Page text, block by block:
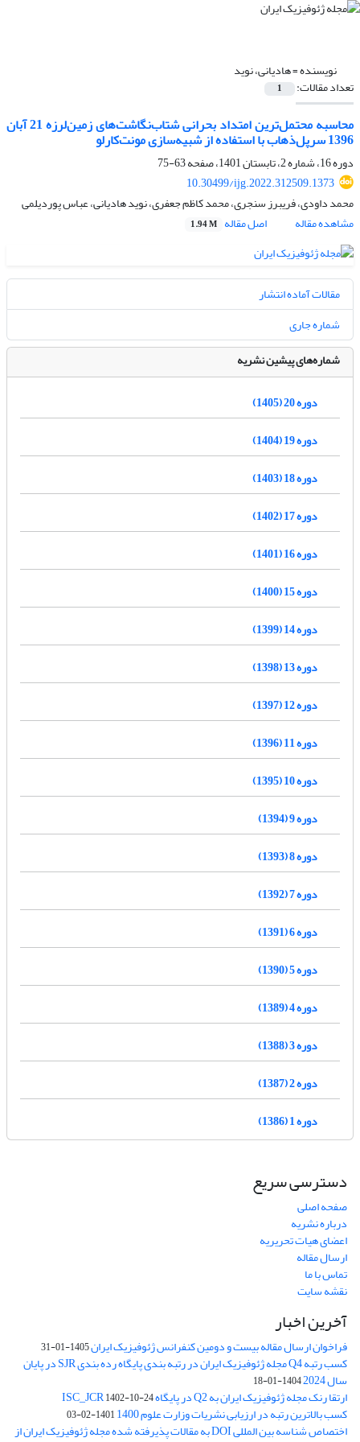
نویسنده =هادیانی، نوید
تعداد مقالات: 1
محاسبه محتمل‌‌ترین امتداد بحرانی شتاب‌نگاشت‌‌های زمین‌لرزه 21 آبان
1396 سرپل‌ذهاب با استفاده از شبیه‌سازی مونت‌کارلو
دوره 16، شماره 2، تابستان 1401، صفحه
63-75
10.30499/ijg.2022.312509.1373
محمد داودی، فریبرز سنجری، محمد کاظم جعفری، نوید هادیانی، عباس پوردیلمی
مشاهده مقاله
اصل مقاله 1.94 M
مقالات آماده انتشار
شماره جاری
شماره‌های پیشین نشریه
دوره 20 (1405)
دوره 19 (1404)
دوره 18 (1403)
دوره 17 (1402)
دوره 16 (1401)
دوره 15 (1400)
دوره 14 (1399)
دوره 13 (1398)
دوره 12 (1397)
دوره 11 (1396)
دوره 10 (1395)
دوره 9 (1394)
دوره 8 (1393)
دوره 7 (1392)
دوره 6 (1391)
دوره 5 (1390)
دوره 4 (1389)
دوره 3 (1388)
دوره 2 (1387)
دوره 1 (1386)
دسترسی سریع
صفحه اصلی
درباره نشریه
اعضای هیات تحریریه
ارسال مقاله
تماس با ما
نقشه سایت
آخرین اخبار
فراخوان ارسال مقاله بیست و دومین کنفرانس ژئوفیزیک ایران1405-01-31
کسب رتبه Q4 مجله ژئوفیزیک ایران در رتبه بندی پایگاه رده بندی SJR در پایان
سال 2024 1404-01-18
ارتقا رنک مجله ژئوفیزیک ایران به Q2 در پایگاه ISC_JCR 1402-10-24
کسب بالاترین رتبه در ارزیابی نشریات وزارت علوم 1400 1401-02-03
اختصاص شناسه بین المللی DOI به مقالات پذیرفته شده مجله ژئوفیزیک ایران از